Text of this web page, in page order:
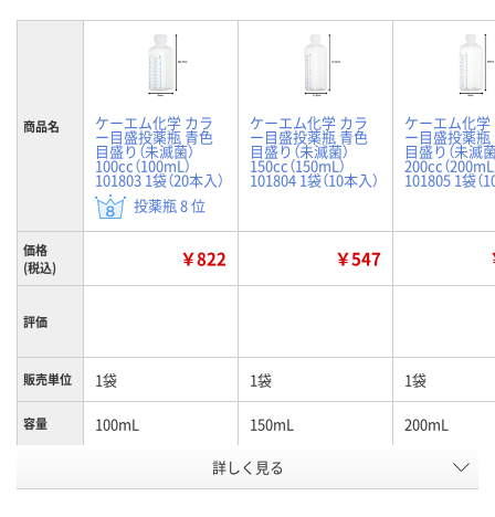
商品名 ケーエム化学 カラ
ー目盛投薬瓶 青色
目盛り（未滅菌）
100cc（100mL）
101803 1袋（20本入）
投薬瓶 8 位
ケーエム化学 カラ
ー目盛投薬瓶 青色
目盛り（未滅菌）
150cc（150mL）
101804 1袋（10本入）
ケーエム化学
ー目盛投薬瓶
目盛り（未滅
200cc（200mL
101805 1袋（
価格
(税込)
￥822 ￥547
評価
販売単位 1袋 1袋 1袋
容量 100mL 150mL 200mL
EW49410 EW49415
詳しく見る